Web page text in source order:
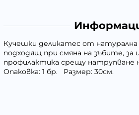
Кучешки деликатес от
подходящ при смяна на зъбите, за
профилактика срещу натрупване
Опаковка: 1 бр. Размер: 30см.